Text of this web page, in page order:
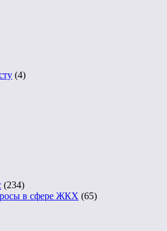
(4)
(234)
в сфере ЖКХ (65)